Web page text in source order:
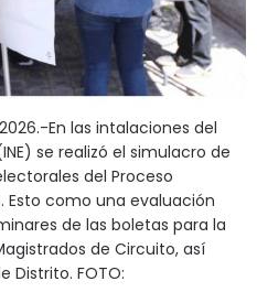
En las intalaciones del
se realizó el simulacro de
del Proceso
Esto como una evaluación
de las boletas para la
de Circuito, así
Distrito. FOTO: